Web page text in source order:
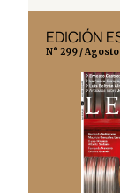
EDICIÓN
N° 299 /